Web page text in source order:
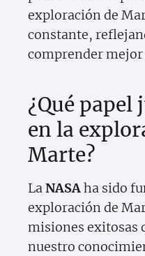
exploración de
constante,
comprender
¿Qué papel
en la
Marte?
LaNASAha sido
exploración de
misiones exitosas
nuestro